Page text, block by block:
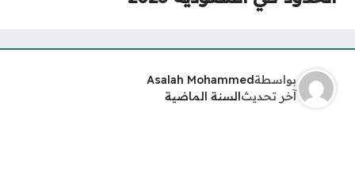
بواسطةAsalah Mohammed
آخر تحديثالسنة الماضية